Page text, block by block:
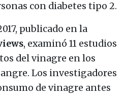
con diabetes tipo 2.
publicado en la
, examinó 11 estudios
del vinagre en los
Los investigadores
de vinagre antes